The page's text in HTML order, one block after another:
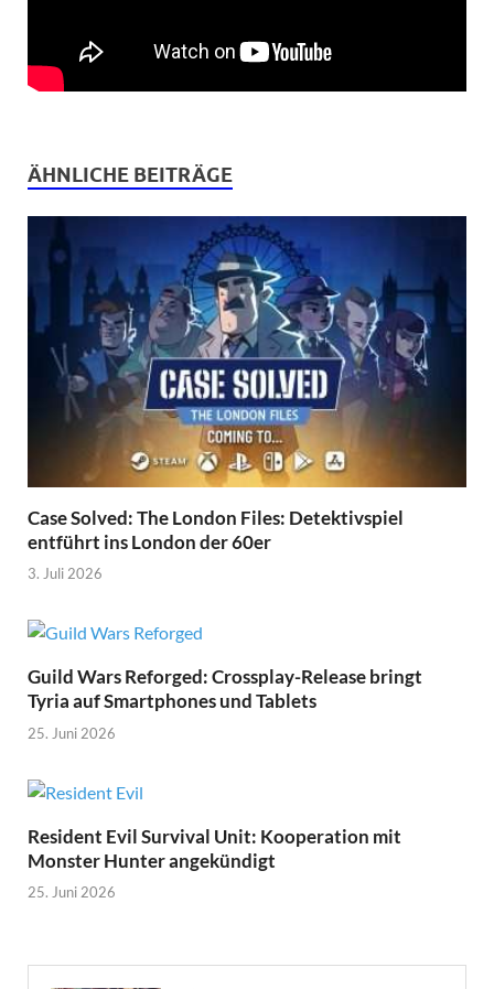
ÄHNLICHE BEITRÄGE
Case Solved: The London Files: Detektivspiel
entführt ins London der 60er
3. Juli 2026
Guild Wars Reforged: Crossplay-Release bringt
Tyria auf Smartphones und Tablets
25. Juni 2026
Resident Evil Survival Unit: Kooperation mit
Monster Hunter angekündigt
25. Juni 2026